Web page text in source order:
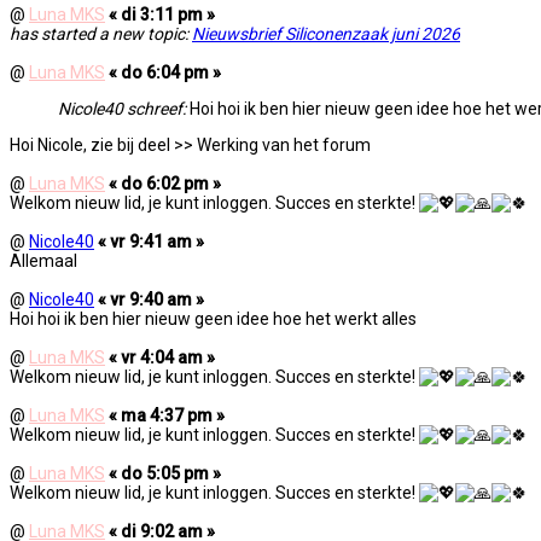
@ Luna MKS « di 3:11 pm »
has started a new topic:Nieuwsbrief Siliconenzaak juni 2026
@ Luna MKS « do 6:04 pm »
Nicole40 schreef:Hoi hoi ik ben hier nieuw geen idee hoe het
Hoi Nicole, zie bij deel >> Werking van het forum
@ Luna MKS « do 6:02 pm »
Welkom nieuw lid, je kunt inloggen. Succes en sterkte!
@ Nicole40 « vr 9:41 am »
Allemaal
@ Nicole40 « vr 9:40 am »
Hoi hoi ik ben hier nieuw geen idee hoe het werkt alles
@ Luna MKS « vr 4:04 am »
Welkom nieuw lid, je kunt inloggen. Succes en sterkte!
@ Luna MKS « ma 4:37 pm »
Welkom nieuw lid, je kunt inloggen. Succes en sterkte!
@ Luna MKS « do 5:05 pm »
Welkom nieuw lid, je kunt inloggen. Succes en sterkte!
@ Luna MKS « di 9:02 am »